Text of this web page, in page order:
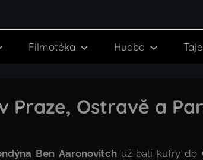
Filmotéka Hudba
Praze, Ostravě a
Ben Aaronovitchuž balí kufry do